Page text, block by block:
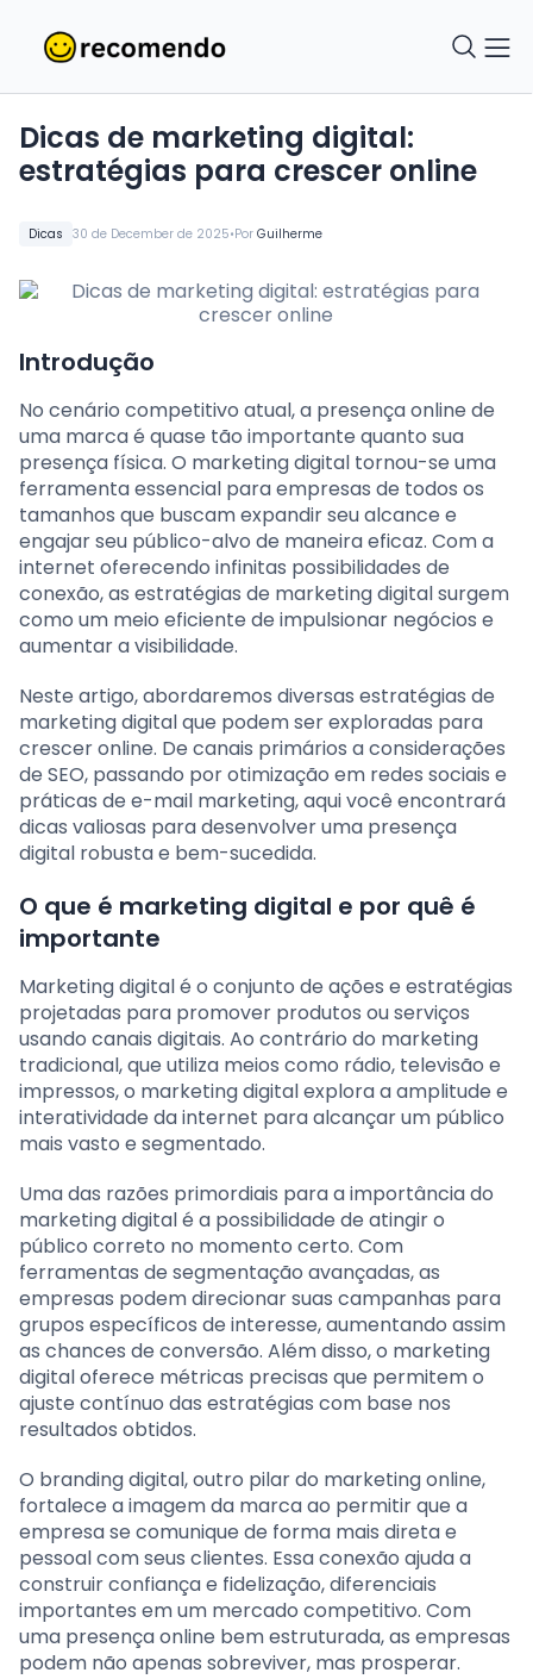
Dicas 30 de December de 2025•Por Guilherme
Dicas de marketing digital:
estratégias para crescer online
Introdução
No cenário competitivo atual, a presença online de
uma marca é quase tão importante quanto sua
presença física. O marketing digital tornou-se uma
ferramenta essencial para empresas de todos os
tamanhos que buscam expandir seu alcance e
engajar seu público-alvo de maneira eficaz. Com a
internet oferecendo infinitas possibilidades de
conexão, as estratégias de marketing digital surgem
como um meio eficiente de impulsionar negócios e
aumentar a visibilidade.
Neste artigo, abordaremos diversas estratégias de
marketing digital que podem ser exploradas para
crescer online. De canais primários a considerações
de SEO, passando por otimização em redes sociais e
práticas de e-mail marketing, aqui você encontrará
dicas valiosas para desenvolver uma presença
digital robusta e bem-sucedida.
O que é marketing digital e por quê é
importante
Marketing digital é o conjunto de ações e estratégias
projetadas para promover produtos ou serviços
usando canais digitais. Ao contrário do marketing
tradicional, que utiliza meios como rádio, televisão e
impressos, o marketing digital explora a amplitude e
interatividade da internet para alcançar um público
mais vasto e segmentado.
Uma das razões primordiais para a importância do
marketing digital é a possibilidade de atingir o
público correto no momento certo. Com
ferramentas de segmentação avançadas, as
empresas podem direcionar suas campanhas para
grupos específicos de interesse, aumentando assim
as chances de conversão. Além disso, o marketing
digital oferece métricas precisas que permitem o
ajuste contínuo das estratégias com base nos
resultados obtidos.
O branding digital, outro pilar do marketing online,
fortalece a imagem da marca ao permitir que a
empresa se comunique de forma mais direta e
pessoal com seus clientes. Essa conexão ajuda a
construir confiança e fidelização, diferenciais
importantes em um mercado competitivo. Com
uma presença online bem estruturada, as empresas
podem não apenas sobreviver, mas prosperar.